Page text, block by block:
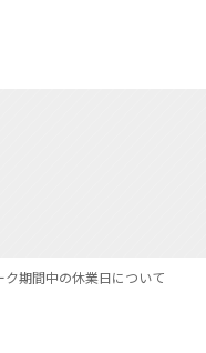
ク期間中の休業日について